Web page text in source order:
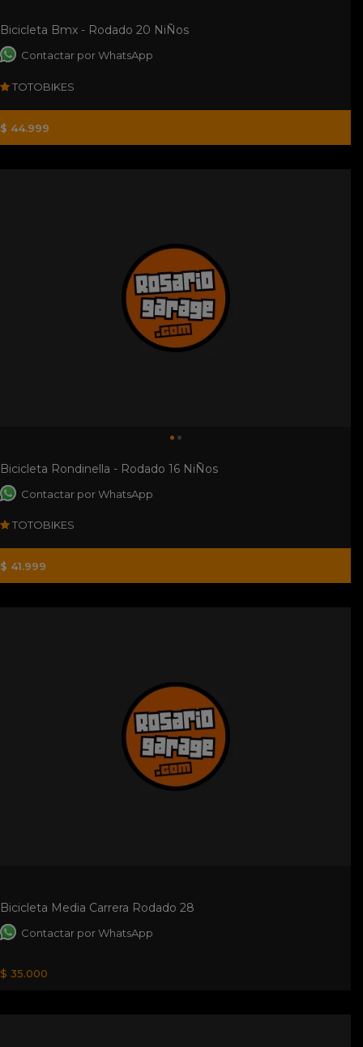
Bicicleta Bmx - Rodado 20 NiÑos
Contactar por WhatsApp
TOTOBIKES
$ 44.999
Bicicleta Rondinella - Rodado 16 NiÑos
Contactar por WhatsApp
TOTOBIKES
$ 41.999
Bicicleta Media Carrera Rodado 28
Contactar por WhatsApp
$ 35.000